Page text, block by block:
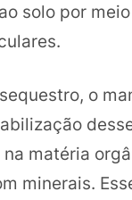
solo por
o
matéria
minerais.